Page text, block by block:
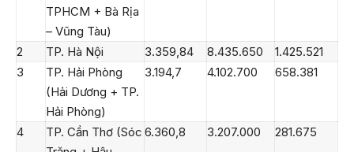
TPHCM + Bà Rịa
– Vũng Tàu)
2 TP. Hà Nội 3.359,84 8.435.650
1.425.521
3
TP. Hải Phòng
(Hải Dương + TP.
Hải Phòng)
3.194,7 4.102.700 658.381
4
TP. Cần Thơ (Sóc 6.360,8 3.207.000 281.675